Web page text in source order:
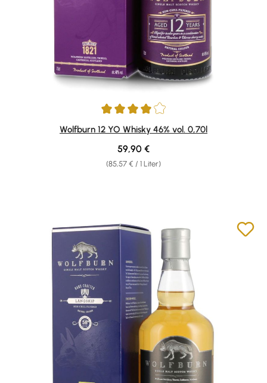
Durchschnittliche Bewertung von 4 von 5 Sternen
Wolfburn 12 YO Whisky 46% vol. 0,70l
(85,57 € / 1 Liter)
Regulärer Preis:
59,90 €